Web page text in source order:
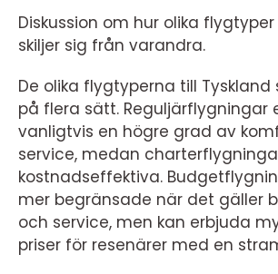
Diskussion om hur olika
skiljer sig från varandra.
De olika flygtyperna till Tyskland
på flera sätt. Reguljärflygningar
vanligtvis en högre grad av
service, medan
kostnadseffektiva.
mer begränsade när det gäller
och service, men kan erbjuda
priser för resenärer med en